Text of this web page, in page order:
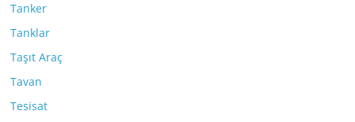
Tanker
Tanklar
Taşıt Araç
Tavan
Tesisat